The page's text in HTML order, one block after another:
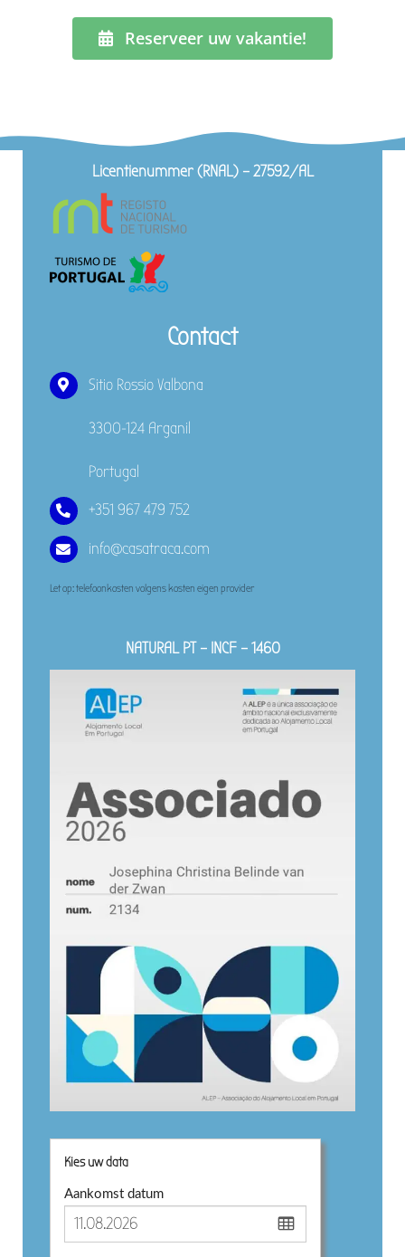
Reserveer uw vakantie!
Licentienummer (RNAL) – 27592/AL
Contact
Sitio Rossio Valbona
3300-124 Arganil
Portugal
+351 967 479 752
info@casatraca.com
Let op: telefoonkosten volgens kosten eigen provider
NATURAL PT – INCF – 1460
Kies uw data
Aankomst datum